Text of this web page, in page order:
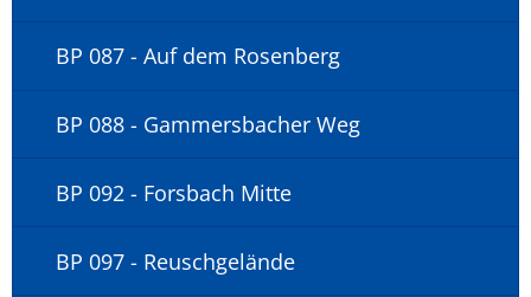
BP 087 - Auf dem Rosenberg
BP 088 - Gammersbacher Weg
BP 092 - Forsbach Mitte
BP 097 - Reuschgelände